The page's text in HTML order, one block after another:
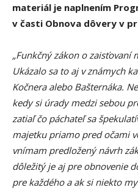
materiál je naplnením
v časti Obnova dôvery v
„Funkčný zákon o zaisťovaní
Ukázalo sa to aj v známych
Kočnera alebo Bašternáka.
kedy si úrady medzi sebou
zatiaľ čo páchateľ sa
majetku priamo pred očami
vnímam predložený návrh
dôležitý je aj pre obnovenie
pre každého a ak si niekto